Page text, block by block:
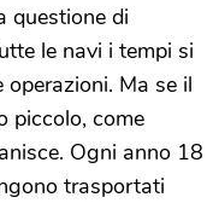
questione di
le navi i tempi si
Ma se il
piccolo, come
Ogni anno 18
trasportati